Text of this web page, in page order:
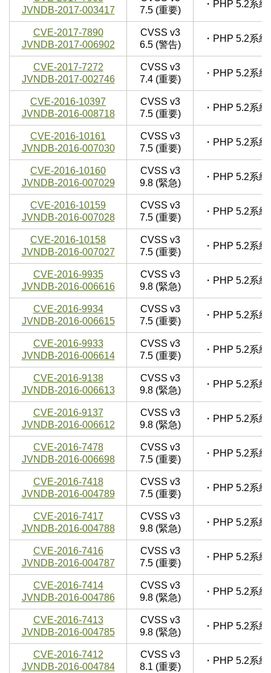
JVNDB-2017-003417
7.5 (重要)
・PHP 5.2系
CVE-2017-7890
JVNDB-2017-006902
CVSS v3
6.5 (警告)
・PHP 5.2系
CVE-2017-7272
JVNDB-2017-002746
CVSS v3
7.4 (重要)
・PHP 5.2系
CVE-2016-10397
JVNDB-2016-008718
CVSS v3
7.5 (重要)
・PHP 5.2系
CVE-2016-10161
JVNDB-2016-007030
CVSS v3
7.5 (重要)
・PHP 5.2系
CVE-2016-10160
JVNDB-2016-007029
CVSS v3
9.8 (緊急)
・PHP 5.2系
CVE-2016-10159
JVNDB-2016-007028
CVSS v3
7.5 (重要)
・PHP 5.2系
CVE-2016-10158
JVNDB-2016-007027
CVSS v3
7.5 (重要)
・PHP 5.2系
CVE-2016-9935
JVNDB-2016-006616
CVSS v3
9.8 (緊急)
・PHP 5.2系
CVE-2016-9934
JVNDB-2016-006615
CVSS v3
7.5 (重要)
・PHP 5.2系
CVE-2016-9933
JVNDB-2016-006614
CVSS v3
7.5 (重要)
・PHP 5.2系
CVE-2016-9138
JVNDB-2016-006613
CVSS v3
9.8 (緊急)
・PHP 5.2系
CVE-2016-9137
JVNDB-2016-006612
CVSS v3
9.8 (緊急)
・PHP 5.2系
CVE-2016-7478
JVNDB-2016-006698
CVSS v3
7.5 (重要)
・PHP 5.2系
CVE-2016-7418
JVNDB-2016-004789
CVSS v3
7.5 (重要)
・PHP 5.2系
CVE-2016-7417
JVNDB-2016-004788
CVSS v3
9.8 (緊急)
・PHP 5.2系
CVE-2016-7416
JVNDB-2016-004787
CVSS v3
7.5 (重要)
・PHP 5.2系
CVE-2016-7414
JVNDB-2016-004786
CVSS v3
9.8 (緊急)
・PHP 5.2系
CVE-2016-7413
JVNDB-2016-004785
CVSS v3
9.8 (緊急)
・PHP 5.2系
CVE-2016-7412
JVNDB-2016-004784
CVSS v3
8.1 (重要)
・PHP 5.2系